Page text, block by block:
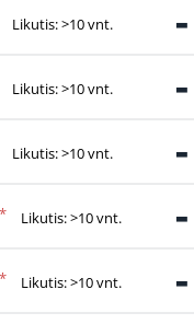
Likutis: >10 vnt. -
Likutis: >10 vnt. -
Likutis: >10 vnt. -
Likutis: >10 vnt. -
Likutis: >10 vnt. -